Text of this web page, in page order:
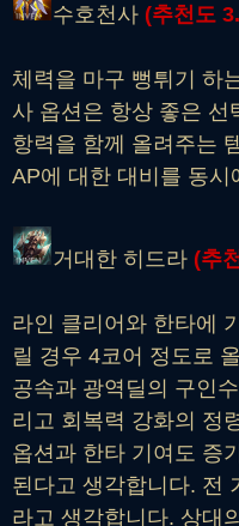
수호천사 (추천도
체력을 마구 뻥튀기 하
사 옵션은 항상 좋은 선
항력을 함께 올려주는
AP에 대한 대비를 동시
거대한 히드라 (추
라인 클리어와 한타에
릴 경우 4코어 정도로
공속과 광역딜의 구인
리고 회복력 강화의 정
옵션과 한타 기여도 증
된다고 생각합니다. 전
라고 생각합니다. 상대